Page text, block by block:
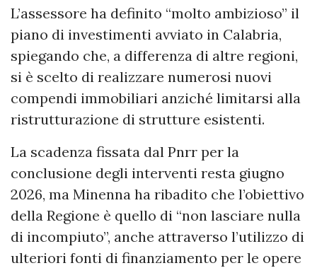
L’assessore ha definito “molto ambizioso” il
piano di investimenti avviato in Calabria,
spiegando che, a differenza di altre regioni,
si è scelto di realizzare numerosi nuovi
compendi immobiliari anziché limitarsi alla
ristrutturazione di strutture esistenti.
La scadenza fissata dal Pnrr per la
conclusione degli interventi resta giugno
2026, ma Minenna ha ribadito che l’obiettivo
della Regione è quello di “non lasciare nulla
di incompiuto”, anche attraverso l’utilizzo di
ulteriori fonti di finanziamento per le opere